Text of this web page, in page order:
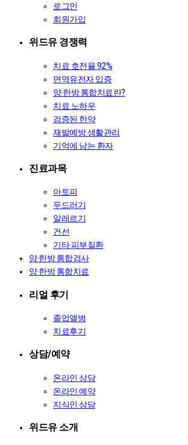
로그인
회원가입
위드유 경쟁력
치료 호전율 92%
면역유전자 입증
양·한방 통합치료란?
치료 노하우
검증된 한약
재발예방 생활관리
기억에 남는 환자
진료과목
아토피
두드러기
알레르기
건선
기타 피부질환
양·한방 통합검사
양·한방 통합치료
리얼 후기
졸업앨범
치료후기
상담/예약
온라인 상담
온라인 예약
지식인 상담
위드유 소개